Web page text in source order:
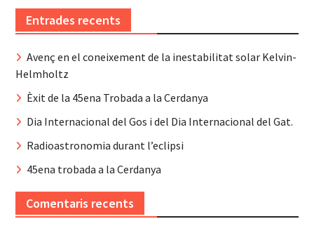
Entrades recents
Avenç en el coneixement de la inestabilitat solar Kelvin-
Helmholtz
Èxit de la 45ena Trobada a la Cerdanya
Dia Internacional del Gos i del Dia Internacional del Gat.
Radioastronomia durant l’eclipsi
45ena trobada a la Cerdanya
Comentaris recents